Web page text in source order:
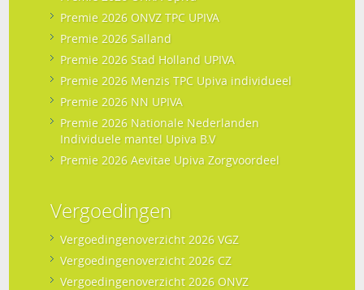
Premie 2026 ONVZ TPC UPIVA
Premie 2026 Salland
Premie 2026 Stad Holland UPIVA
Premie 2026 Menzis TPC Upiva individueel
Premie 2026 NN UPIVA
Premie 2026 Nationale Nederlanden
Individuele mantel Upiva B.V
Premie 2026 Aevitae Upiva Zorgvoordeel
Vergoedingen
Vergoedingenoverzicht 2026 VGZ
Vergoedingenoverzicht 2026 CZ
Vergoedingenoverzicht 2026 ONVZ